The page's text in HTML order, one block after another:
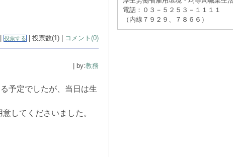
投票する | 投票数(1) | コメント(0)
| by:教務
予定でしたが、当日は生
してくださいました。
電話：０３－５２５３－１１１１
（内線７９２９、７８６６）